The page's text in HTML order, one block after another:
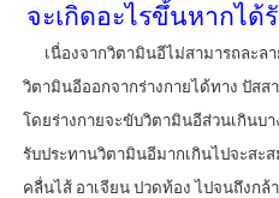
จะเกิดอะไรขึ้นหากได้
เนื่องจากวิตามินอีไม่สามารถละลา
วิตามินอีออกจากร่างกายได้ทาง ปัส
โดยร่างกายจะขับวิตามินอีส่วนเกินบ
รับประทานวิตามินอีมากเกินไปจะสะ
คลื่นไส้ อาเจียน ปวดท้อง ไปจนถึงก